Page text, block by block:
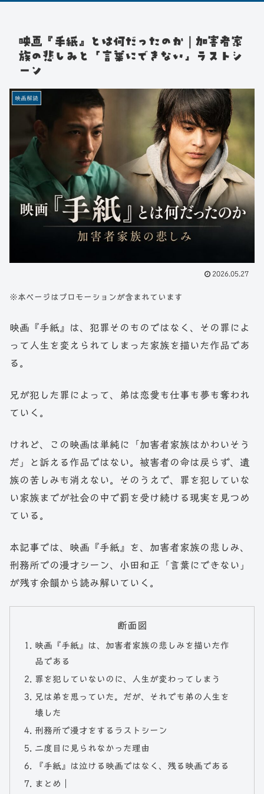
映画『手紙』とは何だったのか｜加害者家
族の悲しみと「言葉にできない」ラストシ
ーン
映画解読
2026.05.27
※本ページはプロモーションが含まれています
映画『手紙』は、犯罪そのものではなく、その罪によ
って人生を変えられてしまった家族を描いた作品であ
る。
兄が犯した罪によって、弟は恋愛も仕事も夢も奪われ
ていく。
けれど、この映画は単純に「加害者家族はかわいそう
だ」と訴える作品ではない。被害者の命は戻らず、遺
族の苦しみも消えない。そのうえで、罪を犯していな
い家族までが社会の中で罰を受け続ける現実を見つめ
ている。
本記事では、映画『手紙』を、加害者家族の悲しみ、
刑務所での漫才シーン、小田和正「言葉にできない」
が残す余韻から読み解いていく。
断面図
映画『手紙』は、加害者家族の悲しみを描いた作
品である
罪を犯していないのに、人生が変わってしまう
兄は弟を思っていた。だが、それでも弟の人生を
壊した
刑務所で漫才をするラストシーン
二度目に見られなかった理由
『手紙』は泣ける映画ではなく、残る映画である
まとめ｜